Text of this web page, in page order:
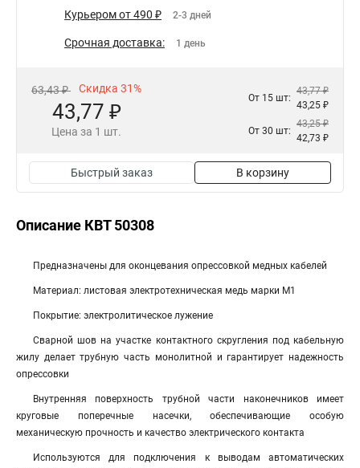
Курьером от 490 ₽ 2-3 дней
Срочная доставка: 1 день
63,43 ₽ Скидка 31%
43,77 ₽
Цена за 1 шт.
От 15 шт:
43,77 ₽
43,25 ₽
От 30 шт:
43,25 ₽
42,73 ₽
Быстрый заказ В корзину
Описание КВТ 50308
Предназначены для оконцевания опрессовкой медных кабелей
Материал: листовая электротехническая медь марки М1
Покрытие: электролитическое лужение
Сварной шов на участке контактного скругления под кабельную
жилу делает трубную часть монолитной и гарантирует надежность
опрессовки
Внутренняя поверхность трубной части наконечников имеет
круговые поперечные насечки, обеспечивающие особую
механическую прочность и качество электрического контакта
Используются для подключения к выводам автоматических